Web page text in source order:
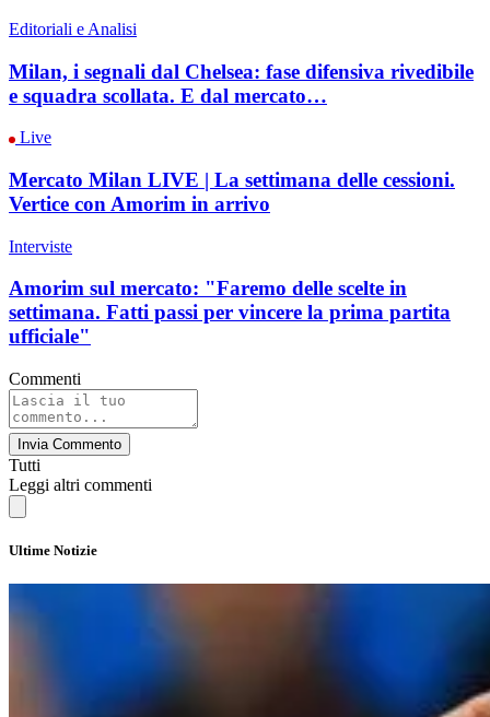
Editoriali e Analisi
Milan, i segnali dal Chelsea: fase difensiva rivedibile
e squadra scollata. E dal mercato…
Live
Mercato Milan LIVE | La settimana delle cessioni.
Vertice con Amorim in arrivo
Interviste
Amorim sul mercato: "Faremo delle scelte in
settimana. Fatti passi per vincere la prima partita
ufficiale"
Commenti
Invia Commento
Tutti
Leggi altri commenti
Ultime Notizie